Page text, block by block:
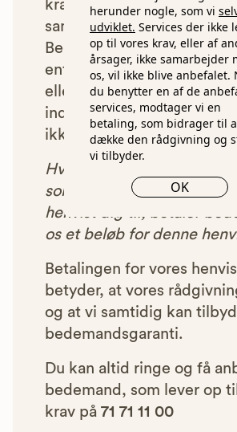
herunder nogle, som vi
udviklet. Services der ikke
op til vores krav, eller af
årsager, ikke samarbejder
os, vil ikke blive anbefalet.
du benytter en af de
services, modtager vi en
betaling, som bidrager til
dække den rådgivning og
vi tilbyder.
OK
kravene har mulighed for
samarbejde med os om at
Begravelsesguiden.
enten ikke lever op til vores
eller som af andre årsager
indgået et samarbejde
ikke blive vist i vores
Hver gang du benytter en
som vi har godkendt,
henvist dig til, betaler
os et beløb for denne
Betalingen for vores
betyder, at vores
og at vi samtidig kan
bedemandsgaranti.
Du kan altid ringe og få
bedemand, som lever op
krav på 71 71 11 00